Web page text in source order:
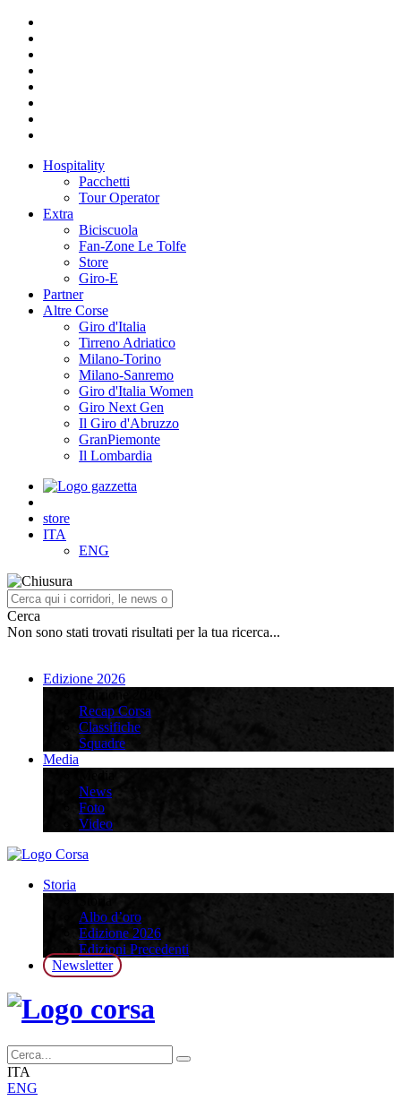
Hospitality
Pacchetti
Tour Operator
Extra
Biciscuola
Fan-Zone Le Tolfe
Store
Giro-E
Partner
Altre Corse
Giro d'Italia
Tirreno Adriatico
Milano-Torino
Milano-Sanremo
Giro d'Italia Women
Giro Next Gen
Il Giro d'Abruzzo
GranPiemonte
Il Lombardia
store
ITA
ENG
Cerca
Non sono stati trovati risultati per la tua ricerca...
Edizione 2026
Recap Corsa
Classifiche
Squadre
Media
News
Foto
Video
Storia
Albo d’oro
Edizione 2026
Edizioni Precedenti
Newsletter
ITA
ENG